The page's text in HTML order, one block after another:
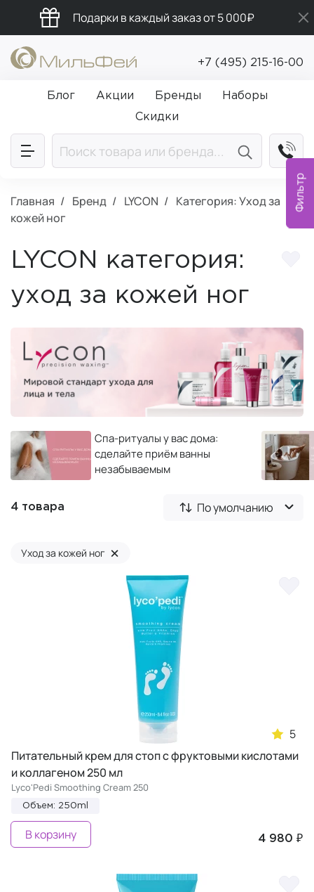
Фильтр
Подарки в каждый заказ от 5 000₽
Промокод ПРИВЕТ
Бесплатная доставка от 5 000₽
+7 (495) 215-16-00
Блог Акции Бренды
Наборы
Скидки
Главная Бренд LYCON
Категория: Уход за
кожей ног
LYCON категория:
уход за кожей ног
Спа-ритуалы у вас дома:
сделайте приём ванны
незабываемым
4 товара По умолчанию
Уход за кожей ног ×
5
Питательный крем для стоп с фруктовыми кислотами
и коллагеном 250 мл
Lyco'Pedi Smoothing Cream 250
Объем: 250ml
4 980 ₽
В корзину